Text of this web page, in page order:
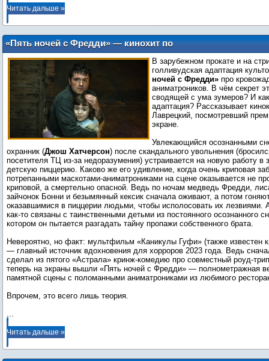
Читать дальше »
«Пять ночей с Фредди» — кинохит по
культовой зумерской игре. И как, стоит
смотреть?
В зарубежном прокате и на
голливудская адаптация
ночей с Фредди» про
аниматроников. В чём секрет
сводящей с ума зумеров? И
адаптация? Рассказывает
Лаврецкий, посмотревший
экране.
Увлекающийся осознанными
охранник (Джош Хатчерсон) после скандального увольнения
посетителя ТЦ из‑за недоразумения) устраивается на новую работу в
детскую пиццерию. Каково же его удивление, когда очень криповая
потрепанными маскотами-аниматрониками на сцене оказывается не
криповой, а смертельно опасной. Ведь по ночам медведь Фредди,
зайчонок Бонни и безымянный кексик сначала оживают, а потом
оказавшимися в пиццерии людьми, чтобы исполосовать их лезвиями.
как‑то связаны с таинственными детьми из постоянного осознанного
котором он пытается разгадать тайну пропажи собственного брата.
Невероятно, но факт: мультфильм «Каникулы Гуфи» (также известен
— главный источник вдохновения для хорроров 2023 года. Ведь
сделал из пятого «Астрала» кринж-комедию про совместный роуд-
теперь на экраны вышли «Пять ночей с Фредди» — полнометражная
памятной сцены с поломанными аниматрониками из любимого
...
Читать дальше »